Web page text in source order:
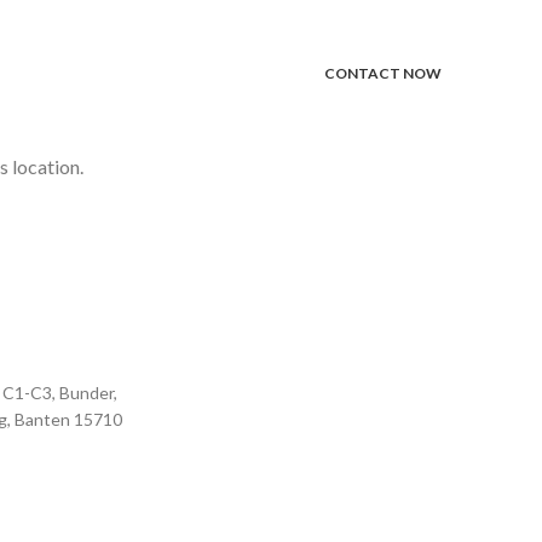
CONTACT NOW
location.
C1-C3, Bunder,
Banten 15710